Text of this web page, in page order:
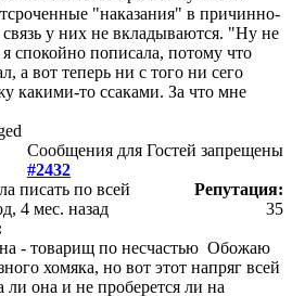
"наказания" в причинно-
у них не вкладываются. "Ну не
спокойно пописала, потому что
а вот теперь ни с того ни сего
какими-то ссаками. За что мне
Сообщения для Гостей запрещены
#2432
писать по всей
4 мес. назад
Репутация:
35
- товарищ по несчастью Обожаю
хомяка, но вот этот напряг всей
ли она и не проберется ли на